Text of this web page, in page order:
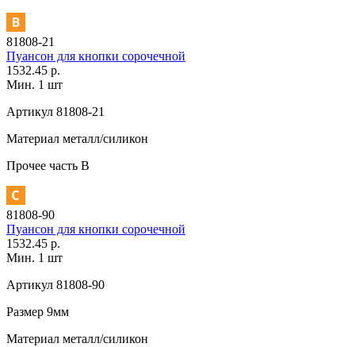
81808-21
Пуансон для кнопки сорочечной
1532.45 р.
Мин. 1 шт
Артикул 81808-21
Материал металл/силикон
Прочее часть В
81808-90
Пуансон для кнопки сорочечной
1532.45 р.
Мин. 1 шт
Артикул 81808-90
Размер 9мм
Материал металл/силикон